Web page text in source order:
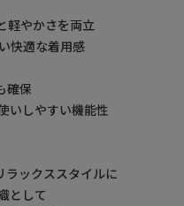
軽やかさを両立
快適な着用感
確保
いしやすい機能性
ラックススタイルに
として